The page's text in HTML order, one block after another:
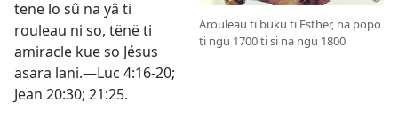
Arouleau ti buku ti Esther, na popo
ti ngu 1700 ti si na ngu 1800
tene lo sû na yâ ti
rouleau ni so, tënë ti
amiracle kue so Jésus
asara lani.—Luc 4:16-20;
Jean 20:30; 21:25.